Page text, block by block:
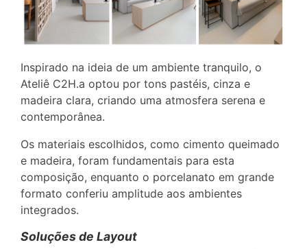
Inspirado na ideia de um ambiente tranquilo, o
Ateliê C2H.a optou por tons pastéis, cinza e
madeira clara, criando uma atmosfera serena e
contemporânea.
Os materiais escolhidos, como cimento queimado
e madeira, foram fundamentais para esta
composição, enquanto o porcelanato em grande
formato conferiu amplitude aos ambientes
integrados.
Soluções de Layout